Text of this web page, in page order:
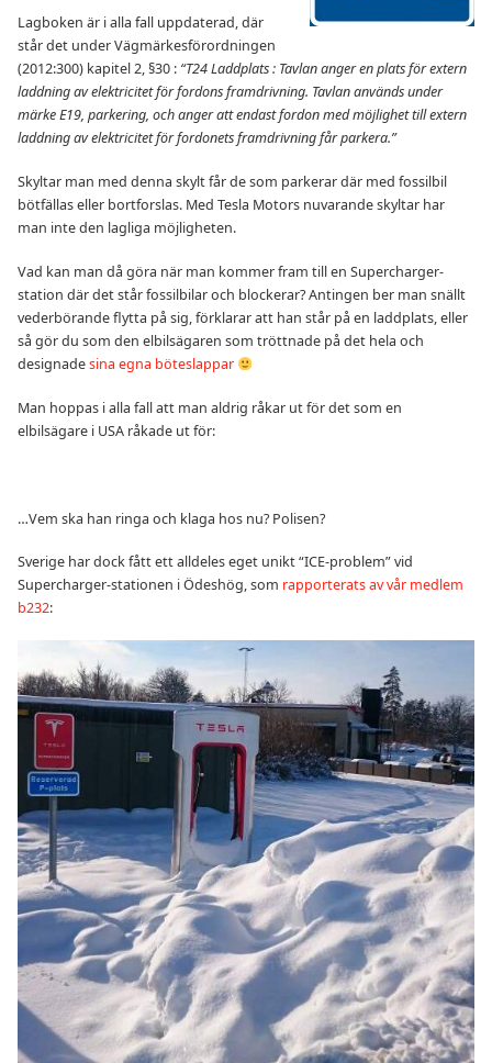
Lagboken är i alla fall uppdaterad, där
står det under Vägmärkesförordningen
(2012:300) kapitel 2, §30 : “T24 Laddplats : Tavlan anger en plats för extern
laddning av elektricitet för fordons framdrivning. Tavlan används under
märke E19, parkering, och anger att endast fordon med möjlighet till extern
laddning av elektricitet för fordonets framdrivning får parkera.”
Skyltar man med denna skylt får de som parkerar där med fossilbil
bötfällas eller bortforslas. Med Tesla Motors nuvarande skyltar har
man inte den lagliga möjligheten.
Vad kan man då göra när man kommer fram till en Supercharger-
station där det står fossilbilar och blockerar? Antingen ber man snällt
vederbörande flytta på sig, förklarar att han står på en laddplats, eller
så gör du som den elbilsägaren som tröttnade på det hela och
designadesina egna böteslappar
Man hoppas i alla fall att man aldrig råkar ut för det som en
elbilsägare i USA råkade ut för:
…Vem ska han ringa och klaga hos nu? Polisen?
Sverige har dock fått ett alldeles eget unikt “ICE-problem” vid
Supercharger-stationen i Ödeshög, som rapporterats av vår medlem
b232: